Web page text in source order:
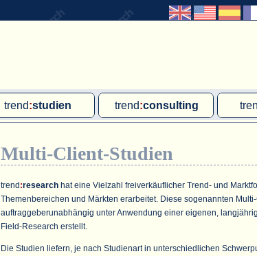
trend:studien
Single-Client-Studien
trend:consulting
Due Diligence
Multi-Client-Studien
trend:research hat eine Vielzahl freiverkäuflicher Trend- und
Themenbereichen und Märkten erarbeitet. Diese sogenannten
auftraggeberunabhängig unter Anwendung einer eigenen,
Field-Research erstellt.
Die Studien liefern, je nach Studienart in unterschiedlichen